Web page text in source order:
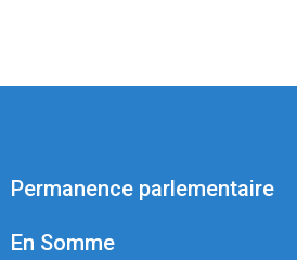
Permanence parlementaire
En Somme